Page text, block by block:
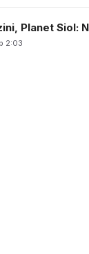
Planet Siol:
2:03